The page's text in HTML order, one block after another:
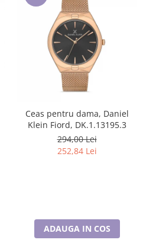
Ceas pentru dama, Daniel
Klein Fiord, DK.1.13195.3
294,00 Lei
252,84 Lei
ADAUGA IN COS